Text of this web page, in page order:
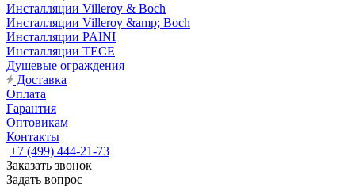
Инсталляции Villeroy & Boch
Инсталляции Villeroy &amp; Boch
Инсталляции PAINI
Инсталляции TECE
Душевые ограждения
Доставка
Оплата
Гарантия
Оптовикам
Контакты
+7 (499) 444-21-73
Заказать звонок
Задать вопрос